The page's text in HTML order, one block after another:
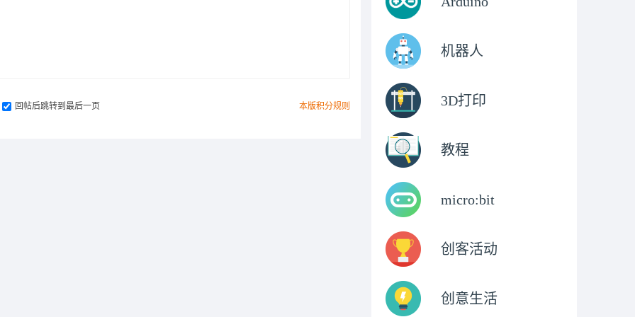
本版积分规则
回帖后跳转到最后一页
机器人
3D打印
教程
micro:bit
创客活动
创意生活